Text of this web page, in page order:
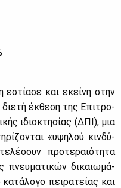
και εκεί­νη στην
έκ­θε­ση της Επι­τρο­
ιδιο­κτη­σί­ας (ΔΠΙ), μια
«υψη­λού κιν­δύ­
προ­τε­ραιό­τη­τα
πνευ­μα­τι­κών δι­καιω­μά­
πει­ρα­τεί­ας και